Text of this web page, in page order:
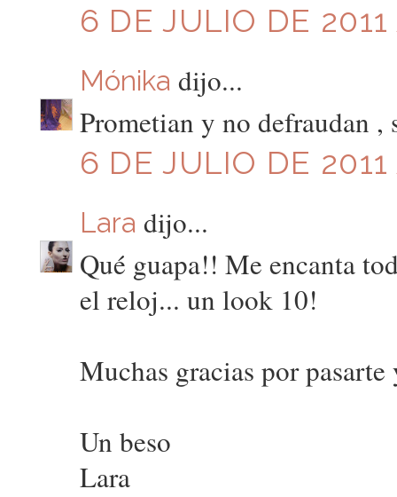
6 DE JULIO DE 2011
Mónika dijo...
Prometian y no defraudan
6 DE JULIO DE
Lara dijo...
Qué guapa!! Me encanta
el reloj... un look 10!
Muchas gracias por
Un beso
Lara